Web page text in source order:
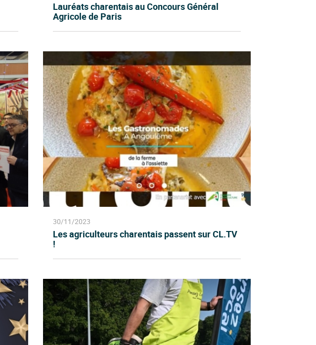
Lauréats charentais au Concours Général
Agricole de Paris
30/11/2023
Les agriculteurs charentais passent sur CL.TV
!